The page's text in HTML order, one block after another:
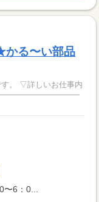
かる〜い部品
事内
り ―――――――――――
6：0...